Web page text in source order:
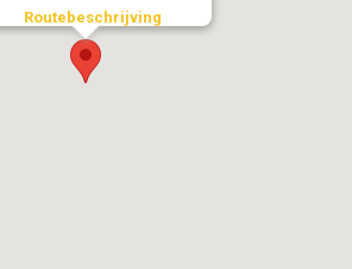
Routebeschrijving